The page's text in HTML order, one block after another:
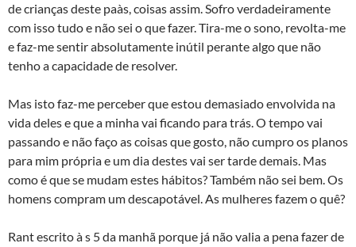
de crianças deste paà­s, coisas assim. Sofro verdadeiramente
com isso tudo e não sei o que fazer. Tira-me o sono, revolta-me
e faz-me sentir absolutamente inútil perante algo que não
tenho a capacidade de resolver.
Mas isto faz-me perceber que estou demasiado envolvida na
vida deles e que a minha vai ficando para trás. O tempo vai
passando e não faço as coisas que gosto, não cumpro os planos
para mim própria e um dia destes vai ser tarde demais. Mas
como é que se mudam estes hábitos? Também não sei bem. Os
homens compram um descapotável. As mulheres fazem o quê?
Rant escrito à s 5 da manhã porque já não valia a pena fazer de